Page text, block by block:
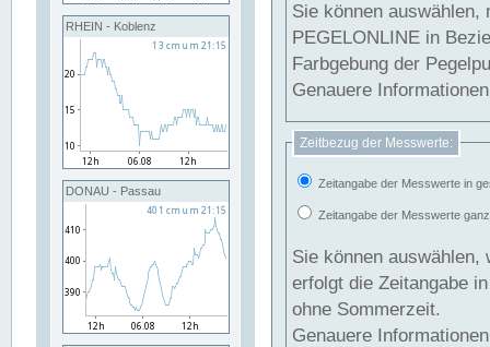
RHEIN - Koblenz
DONAU - Passau
Sie können
PEGELONLINE in Beziehung
Farbgebung der
Genauere
Zeitbezug der Messwerte:
Zeitangabe der Messwerte in
Zeitangabe der Messwerte
Sie können auswählen,
erfolgt die Zeitangabe
ohne Sommerzeit.
Genauere